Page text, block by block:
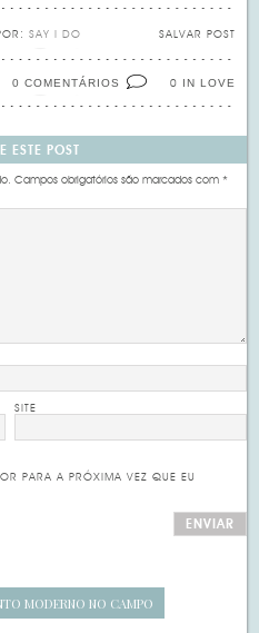
SALVAR POST
SAY I DO
0 IN LOVE
0 COMENTÁRIOS
ESTE POST
Campos obrigatórios são marcados com*
SITE
PARA A PRÓXIMA VEZ QUE EU
MODERNO NO CAMPO